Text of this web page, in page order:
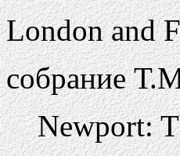
London and
собрание
Newport: